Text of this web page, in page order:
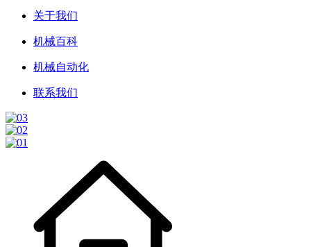
关于我们
机械百科
机械自动化
联系我们